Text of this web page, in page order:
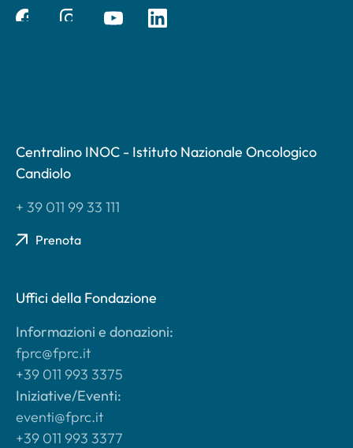
Centralino INOC - Istituto Nazionale Oncologico
Candiolo
+ 39 011 99 33 111
Prenota
Uffici della Fondazione
Informazioni e donazioni:
fprc@fprc.it
+39 011 993 3375
Iniziative/Eventi:
eventi@fprc.it
+39 011 993 3377